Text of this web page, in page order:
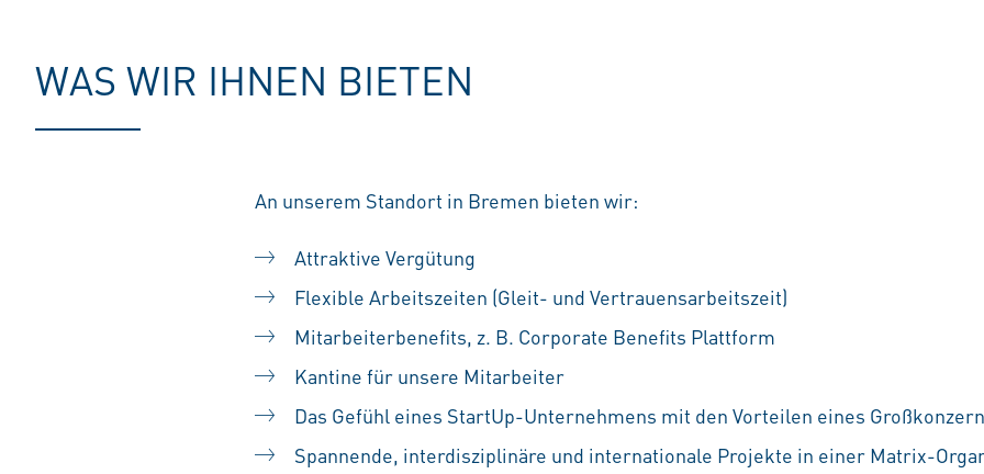
WAS WIR IHNEN BIETEN
An unserem Standort in Bremen bieten wir:
Attraktive Vergütung
Flexible Arbeitszeiten (Gleit- und Vertrauensarbeitszeit)
Mitarbeiterbenefits, z. B. Corporate Benefits Plattform
Kantine für unsere Mitarbeiter
Das Gefühl eines StartUp-Unternehmens mit den Vorteilen eines
Spannende, interdisziplinäre und internationale Projekte in einer Matrix-